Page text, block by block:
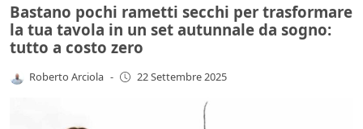
Bastano pochi rametti secchi per trasformare
la tua tavola in un set autunnale da sogno:
tutto a costo zero
Roberto Arciola - 22 Settembre 2025